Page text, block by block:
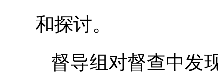
和探讨。
督导组对督查中发